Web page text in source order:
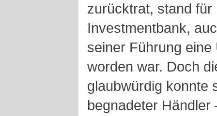
zurücktrat, stand
Investmentbank,
seiner Führung
worden war. Doch
glaubwürdig konnte
begnadeter Händler